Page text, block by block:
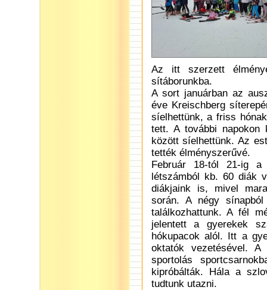
Az itt szerzett
sítáborunkba.
A sort januárban az
éve Kreischberg
síelhettünk, a friss
tett. A további napokon
között síelhettünk. Az
tették élményszerűvé.
Február 18-tól 21-ig
létszámból kb. 60 diák
diákjaink is, mivel
során. A négy
találkozhattunk. A fél
jelentett a gyerekek
hókupacok alól. Itt a
oktatók vezetésével.
sportolás
kipróbálták. Hála a
tudtunk utazni.